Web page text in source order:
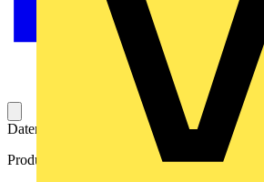
Datenleitung zur Datenübertragung in einem
Produktkennzeichen